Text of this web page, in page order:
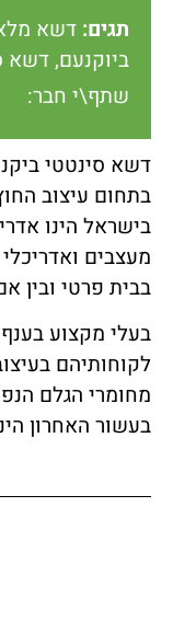
תגים: דשא
ביוקנעם, דשא
שתף\י חבר:
דשא סינטטי
בתחום עיצוב
בישראל הינו
מעצבים
בבית פרטי ובין
בעלי מקצוע
לקוחותיהם
מחומרי הגלם
בעשור האחרון